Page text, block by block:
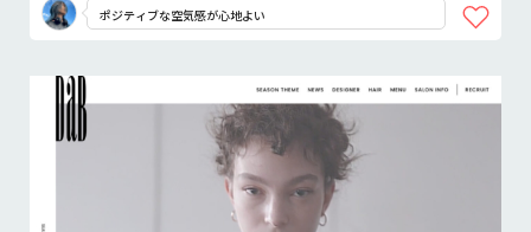
ポジティブな空気感が心地よい